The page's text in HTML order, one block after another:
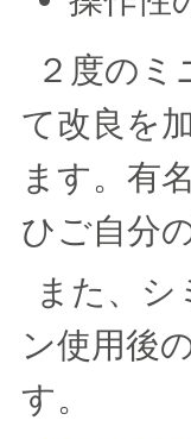
２度のミ
て改良を
ます。有
ひご自分
また、
ン使用後
す。